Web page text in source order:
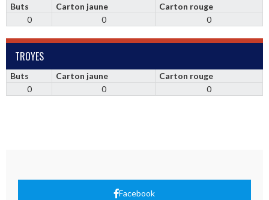
Buts Carton jaune
Carton rouge
0
0 0
TROYES
Buts Carton jaune
Carton rouge
0
0 0
Facebook